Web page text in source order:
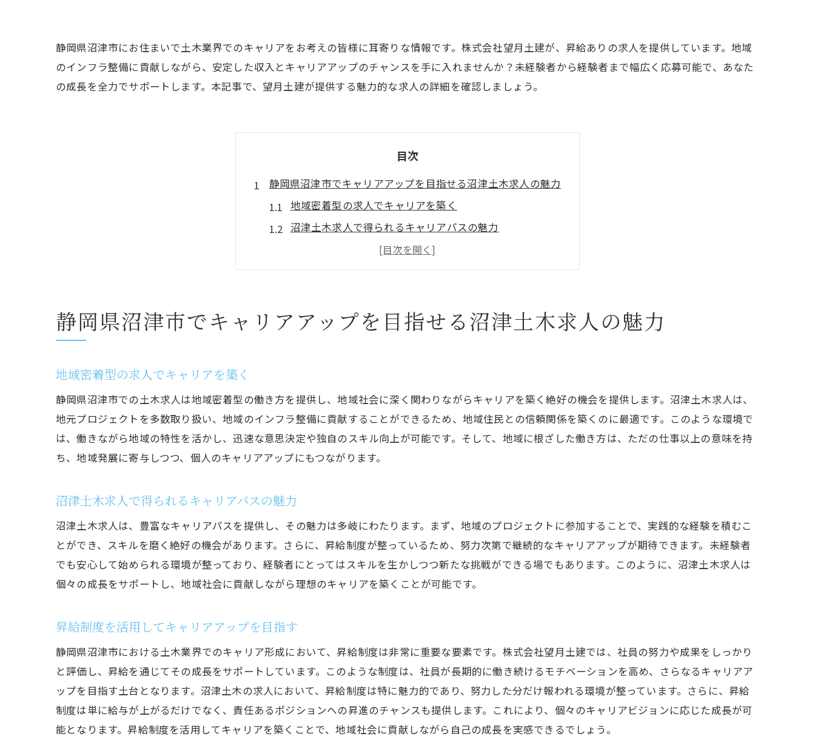
静岡県沼津市にお住まいで土木業界でのキャリアをお考えの皆様に耳寄りな情報です。株式会社望月土建が、昇給ありの求人を提供しています。地域
のインフラ整備に貢献しながら、安定した収入とキャリアアップのチャンスを手に入れませんか？未経験者から経験者まで幅広く応募可能で、あなた
の成長を全力でサポートします。本記事で、望月土建が提供する魅力的な求人の詳細を確認しましょう。
目次
静岡県沼津市でキャリアアップを目指せる沼津土木求人の魅力
地域密着型の求人でキャリアを築く
沼津土木求人で得られるキャリアパスの魅力
昇給制度を活用してキャリアアップを目指す
地元で安定した職場環境を作る方法
望月土建が提供するキャリアサポート
地域のインフラを支える！望月土建の昇給あり求人情報
昇給ありの求人で安定した収入を得る
働きやすい環境で昇給を目指す
地域のインフラ整備をリードする存在に
望月土建の求人情報を活用するメリット
未経験から始める土木業界でのキャリア
望月土建が提供する未経験者向けサポート
安心して働ける環境でスキルを磨く
未経験者のためのステップアップガイド
未経験者歓迎の求人で新たな挑戦を
経験を活かしてさらに成長できる職場
望月土建での経験者向けキャリアプラン
スキルを高めるための昇給制度とは
経験者が求める働きやすい環境を提供
静岡県沼津市でキャリアアップを目指せる沼津土木求人の魅力
地域密着型の求人でキャリアを築く
静岡県沼津市での土木求人は地域密着型の働き方を提供し、地域社会に深く関わりながらキャリアを築く絶好の機会を提供します。沼津土木求人は、
地元プロジェクトを多数取り扱い、地域のインフラ整備に貢献することができるため、地域住民との信頼関係を築くのに最適です。このような環境で
は、働きながら地域の特性を活かし、迅速な意思決定や独自のスキル向上が可能です。そして、地域に根ざした働き方は、ただの仕事以上の意味を持
ち、地域発展に寄与しつつ、個人のキャリアアップにもつながります。
沼津土木求人で得られるキャリアパスの魅力
沼津土木求人は、豊富なキャリアパスを提供し、その魅力は多岐にわたります。まず、地域のプロジェクトに参加することで、実践的な経験を積むこ
とができ、スキルを磨く絶好の機会があります。さらに、昇給制度が整っているため、努力次第で継続的なキャリアアップが期待できます。未経験者
でも安心して始められる環境が整っており、経験者にとってはスキルを生かしつつ新たな挑戦ができる場でもあります。このように、沼津土木求人は
個々の成長をサポートし、地域社会に貢献しながら理想のキャリアを築くことが可能です。
昇給制度を活用してキャリアアップを目指す
静岡県沼津市における土木業界でのキャリア形成において、昇給制度は非常に重要な要素です。株式会社望月土建では、社員の努力や成果をしっかり
と評価し、昇給を通じてその成長をサポートしています。このような制度は、社員が長期的に働き続けるモチベーションを高め、さらなるキャリアア
ップを目指す土台となります。沼津土木の求人において、昇給制度は特に魅力的であり、努力した分だけ報われる環境が整っています。さらに、昇給
制度は単に給与が上がるだけでなく、責任あるポジションへの昇進のチャンスも提供します。これにより、個々のキャリアビジョンに応じた成長が可
能となります。昇給制度を活用してキャリアを築くことで、地域社会に貢献しながら自己の成長を実感できるでしょう。